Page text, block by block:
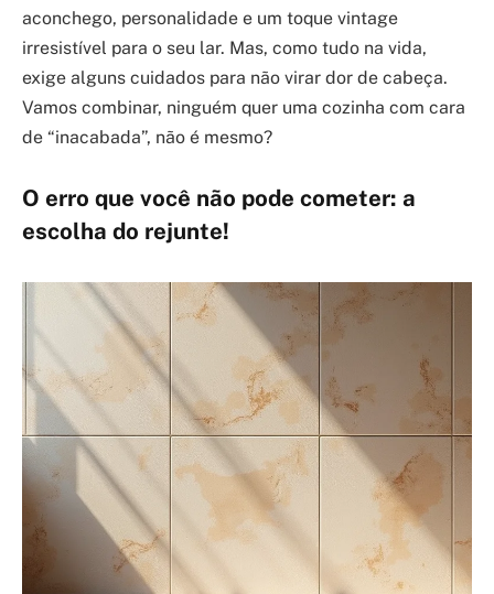
aconchego, personalidade e um toque vintage
irresistível para o seu lar. Mas, como tudo na vida,
exige alguns cuidados para não virar dor de cabeça.
Vamos combinar, ninguém quer uma cozinha com cara
de “inacabada”, não é mesmo?
O erro que você não pode cometer: a
escolha do rejunte!